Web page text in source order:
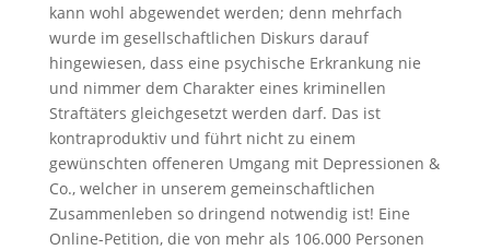
kann wohl abgewendet werden; denn mehrfach
wurde im gesellschaftlichen Diskurs darauf
hingewiesen, dass eine psychische Erkrankung nie
und nimmer dem Charakter eines kriminellen
Straftäters gleichgesetzt werden darf. Das ist
kontraproduktiv und führt nicht zu einem
gewünschten offeneren Umgang mit Depressionen &
Co., welcher in unserem gemeinschaftlichen
Zusammenleben so dringend notwendig ist! Eine
Online-Petition, die von mehr als 106.000 Personen